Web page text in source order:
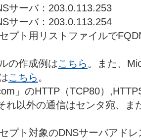
サーバ：203.0.113.253
サーバ：203.0.113.254
プト用リストファイルで
の作成例はこちら 。また、
こちら 。
」のHTTP（TCP80）
れ以外の通信はセンタ宛、ま
プト対象のDNSサーバアド